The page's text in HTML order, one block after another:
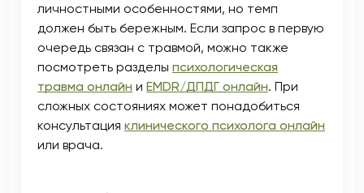
личностными особенностями, но темп
должен быть бережным. Если запрос в первую
очередь связан с травмой, можно также
посмотреть разделы психологическая
травма онлайн и EMDR/ДПДГ онлайн. При
сложных состояниях может понадобиться
консультация клинического психолога онлайн
или врача.